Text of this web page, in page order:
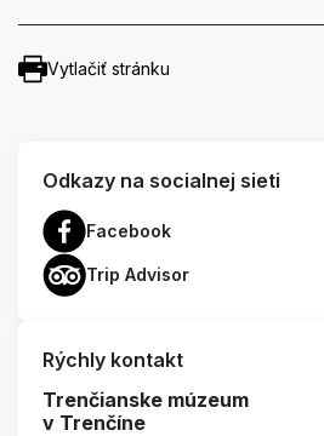
Vytlačiť stránku
Odkazy na socialnej sieti
Facebook
Trip Advisor
Rýchly kontakt
Trenčianske múzeum
v Trenčíne